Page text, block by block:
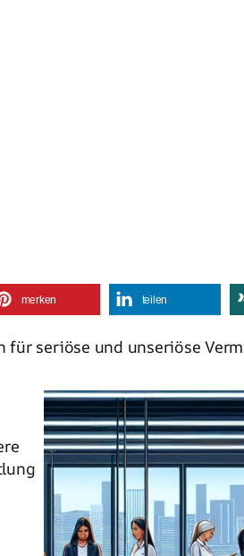
merken teilen
für seriöse und unseriöse